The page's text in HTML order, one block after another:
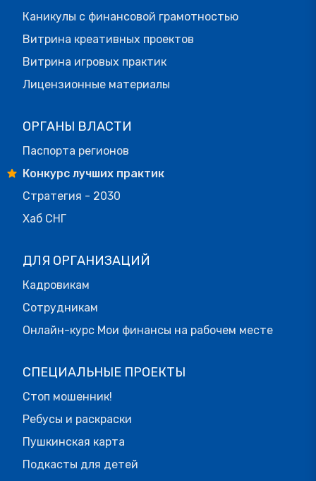
Каникулы с финансовой грамотностью
Витрина креативных проектов
Витрина игровых практик
Лицензионные материалы
ОРГАНЫ ВЛАСТИ
Паспорта регионов
Конкурс лучших практик
Стратегия - 2030
Хаб СНГ
ДЛЯ ОРГАНИЗАЦИЙ
Кадровикам
Сотрудникам
Онлайн-курс Мои финансы на рабочем месте
СПЕЦИАЛЬНЫЕ ПРОЕКТЫ
Стоп мошенник!
Ребусы и раскраски
Пушкинская карта
Подкасты для детей